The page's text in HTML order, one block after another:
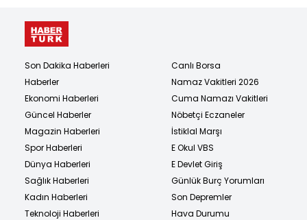
Son Dakika Haberleri
Haberler
Ekonomi Haberleri
Güncel Haberler
Magazin Haberleri
Spor Haberleri
Dünya Haberleri
Sağlık Haberleri
Kadın Haberleri
Teknoloji Haberleri
Canlı Borsa
Namaz Vakitleri 2026
Cuma Namazı Vakitleri
Nöbetçi Eczaneler
İstiklal Marşı
E Okul VBS
E Devlet Giriş
Günlük Burç Yorumları
Son Depremler
Hava Durumu